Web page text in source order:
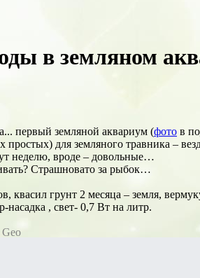
в земляном
первый земляной аквариум (фото в
для земляного травника –
неделю, вроде – довольные…
Страшновато за рыбок…
квасил грунт 2 месяца – земля,
насадка , свет- 0,7 Вт на литр.